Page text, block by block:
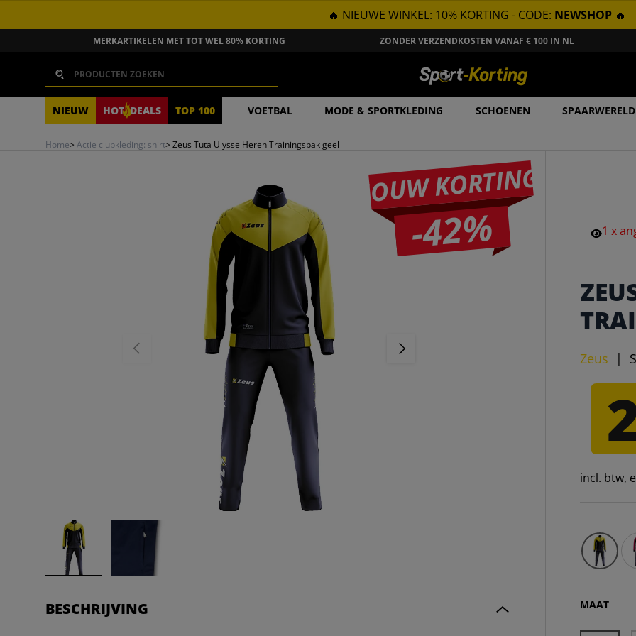
GA NAAR INHOUD
🔥 NIEUWE WINKEL: 10% KORTING - CODE: NEWSHOP 🔥
MERKARTIKELEN MET TOT WEL 80% KORTING ZONDER VERZENDKOSTEN VANAF € 100 IN NL
NIEUW HOT DEALS TOP 100 VOETBAL MODE & SPORTKLEDING SCHOENEN SPAARWERELD
Zoeken
Home> Actie clubkleding: shirt> Zeus Tuta Ulysse Heren Trainingspak geel
JOUW KORTING
-42%
VORIGE VOLGENDE
BESCHRIJVING
1x
Zeus |
incl. btw,
MAAT